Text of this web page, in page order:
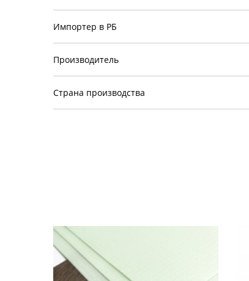
Импортер в РБ
Производитель
Страна производства